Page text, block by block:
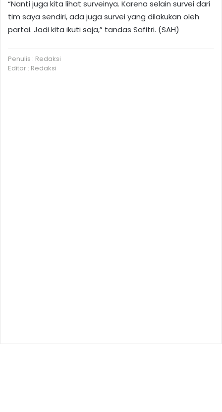
“Nanti juga kita lihat surveinya. Karena selain survei dari
tim saya sendiri, ada juga survei yang dilakukan oleh
partai. Jadi kita ikuti saja,” tandas Safitri. (SAH)
Penulis : Redaksi
Editor : Redaksi